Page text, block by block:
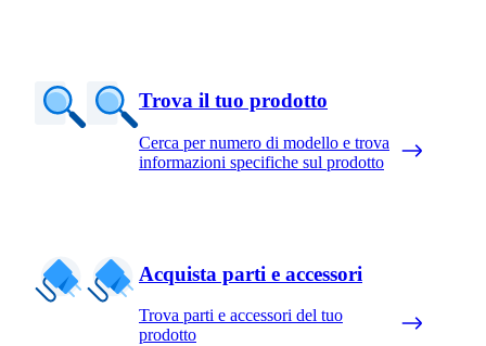
Trova il tuo prodotto
Cerca per numero di modello e trova
informazioni specifiche sul prodotto
Acquista parti e accessori
Trova parti e accessori del tuo
prodotto